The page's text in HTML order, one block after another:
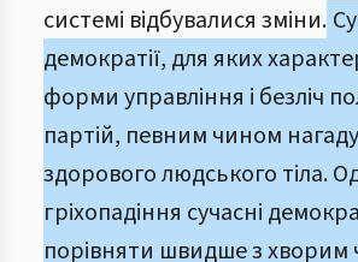
системі відбувалися зміни.
демократії, для яких
форми управління і безліч
партій, певним чином
здорового людського тіла.
гріхопадіння сучасні
порівняти швидше з хворим